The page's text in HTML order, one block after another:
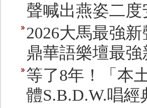
聲喊出燕姿二度
2026大馬最強
鼎華語樂壇最強
等了8年！「本
體S.B.D.W.唱經